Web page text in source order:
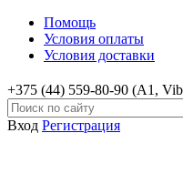
Помощь
Условия оплаты
Условия доставки
+375 (44) 559-80-90 (A1,
Вход Регистрация